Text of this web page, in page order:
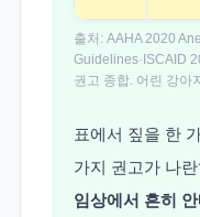
출처: AAHA 2020
Guidelines·ISCAID
권고 종합. 어린 강아
표에서 짚을 한
가지 권고가 나
임상에서 흔히